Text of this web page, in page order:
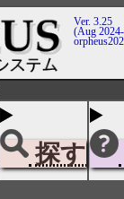
Ver. 3.25
(Aug
探す